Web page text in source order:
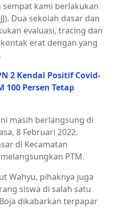
sempat kami berlakukan
Dua sekolah dasar dan
evaluasi, tracing dan
erat dengan yang
2 Kendal Positif Covid-
100 Persen Tetap
masih berlangsung di
8 Februari 2022.
di Kecamatan
PTM.
Wahyu, pihaknya juga
siswa di salah satu
dikabarkan terpapar